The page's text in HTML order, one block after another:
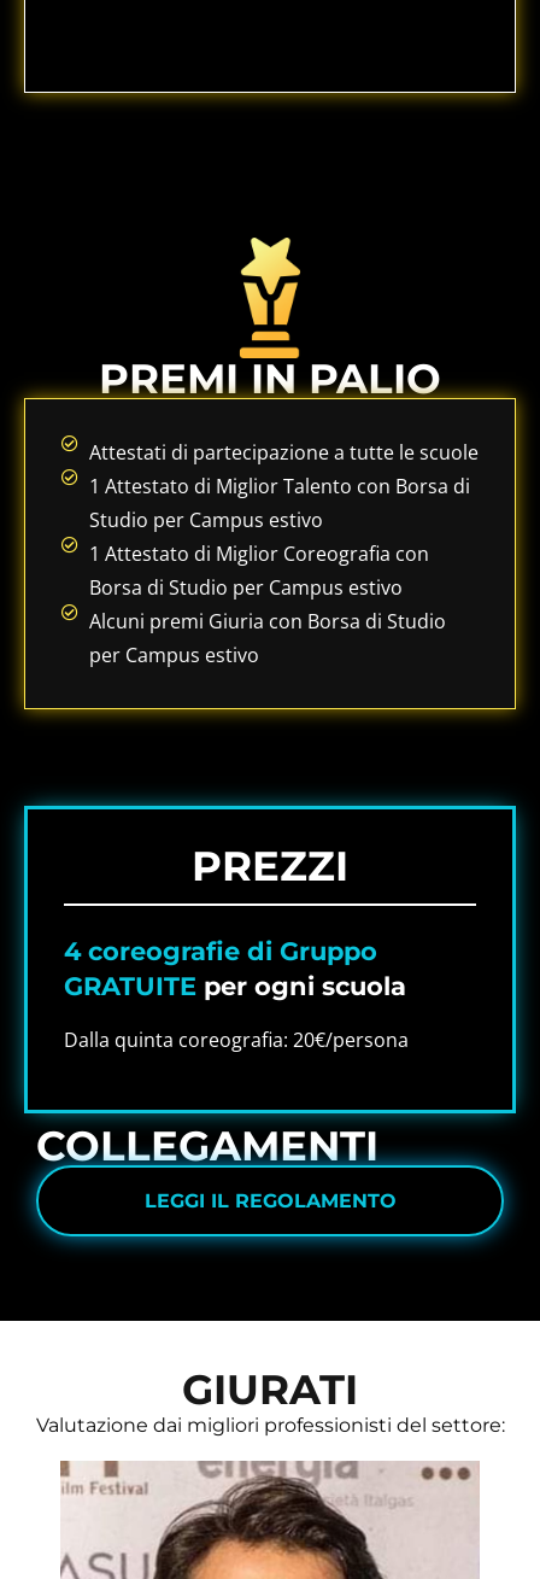
PREMI IN PALIO
Attestati di partecipazione a tutte le scuole
1 Attestato di Miglior Talento con Borsa di
Studio per Campus estivo
1 Attestato di Miglior Coreografia con
Borsa di Studio per Campus estivo
Alcuni premi Giuria con Borsa di Studio
per Campus estivo
PREZZI
4 coreografie di Gruppo
GRATUITE per ogni scuola
Dalla quinta coreografia: 20€/persona
COLLEGAMENTI
LEGGI IL REGOLAMENTO
GIURATI
Valutazione dai migliori professionisti del settore: